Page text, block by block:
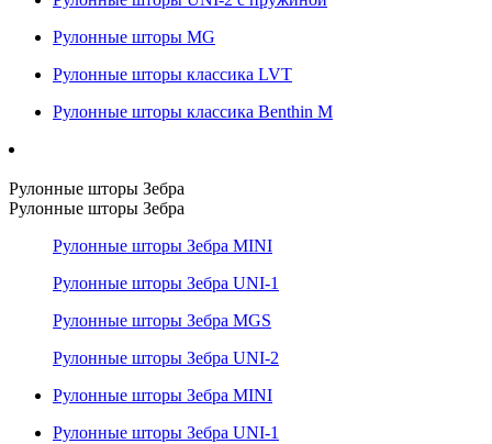
Рулонные шторы MG
Рулонные шторы классика LVT
Рулонные шторы классика Benthin M
Рулонные шторы Зебра
Рулонные шторы Зебра
Рулонные шторы Зебра MINI
Рулонные шторы Зебра UNI-1
Рулонные шторы Зебра MGS
Рулонные шторы Зебра UNI-2
Рулонные шторы Зебра MINI
Рулонные шторы Зебра UNI-1